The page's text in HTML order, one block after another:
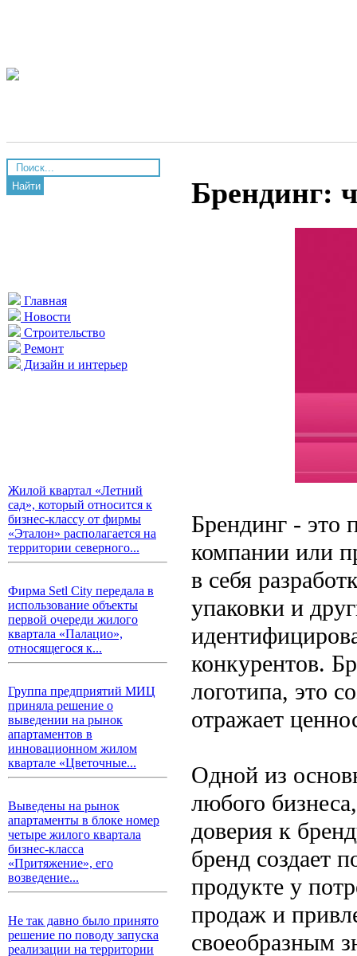
Найти
Главная
Новости
Строительство
Ремонт
Дизайн и интерьер
Жилой квартал «Летний
сад», который относится к
бизнес-классу от фирмы
«Эталон» располагается на
территории северного...
Фирма Setl City передала в
использование объекты
первой очереди жилого
квартала «Палацио»,
относящегося к...
Группа предприятий МИЦ
приняла решение о
выведении на рынок
апартаментов в
инновационном жилом
квартале «Цветочные...
Выведены на рынок
апартаменты в блоке номер
четыре жилого квартала
бизнес-класса
«Притяжение», его
возведение...
Не так давно было принято
решение по поводу запуска
реализации на территории
Брендинг:
Брендинг - это
компании или
в себя
упаковки и
конкурентов.
логотипа, это
отражает
Одной из
любого
доверия к
бренд создает
продукте у
продаж и
своеобразным